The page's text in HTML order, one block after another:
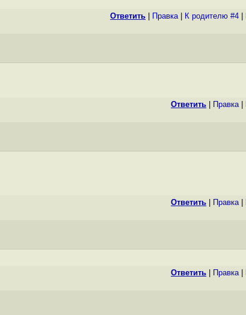
Ответить Правка| К родителю #4
Ответить Правка|
Ответить Правка|
Ответить Правка|